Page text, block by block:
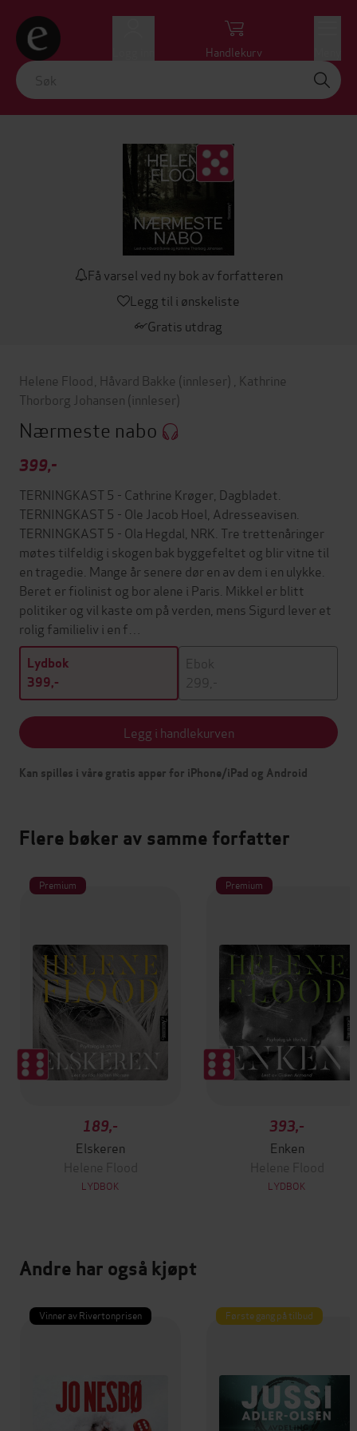
Handlekurv
Få varsel ved ny bok av forfatteren
Legg til i ønskeliste
Gratis utdrag
Helene Flood Håvard Bakke (innleser) Kathrine
Thorborg Johansen (innleser)
Nærmeste nabo
399,-
TERNINGKAST 5 - Cathrine Krøger, Dagbladet.
TERNINGKAST 5 - Ole Jacob Hoel, Adresseavisen.
TERNINGKAST 5 - Ola Hegdal, NRK. Tre trettenåringer
møtes tilfeldig i skogen bak byggefeltet og blir vitne til
en tragedie. Mange år senere dør en av dem i en ulykke.
Beret er fiolinist og bor alene i Paris. Mikkel er blitt
politiker og vil kaste om på verden, mens Sigurd lever et
rolig familieliv i en f…
Lydbok
399,-
Ebok
299,-
Legg i handlekurven
Kan spilles i våre gratis apper for iPhone/iPad og Android
Flere bøker av samme forfatter
Premium
189,-
Elskeren
Helene Flood
LYDBOK
Premium
393,-
Enken
Helene Flood
LYDBOK
Andre har også kjøpt
Vinner av Rivertonprisen Første gang på tilbud